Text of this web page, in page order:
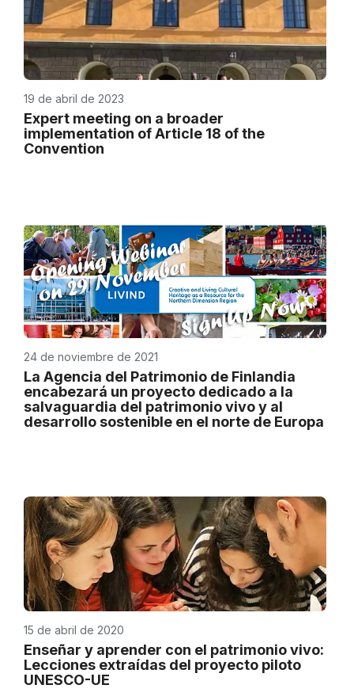
19 de abril de 2023
Expert meeting on a broader
implementation of Article 18 of the
Convention
24 de noviembre de 2021
La Agencia del Patrimonio de Finlandia
encabezará un proyecto dedicado a la
salvaguardia del patrimonio vivo y al
desarrollo sostenible en el norte de Europa
15 de abril de 2020
Enseñar y aprender con el patrimonio vivo:
Lecciones extraídas del proyecto piloto
UNESCO-UE